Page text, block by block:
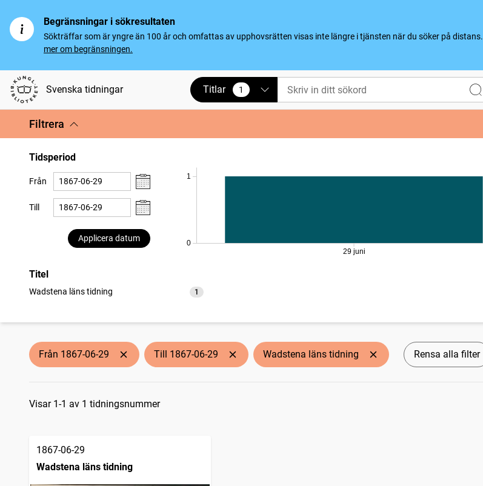
Begränsningar i sökresultaten
Sökträffar som är yngre än 100 år och omfattas av upphovsrätten visas inte längre i tjänsten när du söker på distans.
mer om begränsningen.
Svenska tidningar Titlar 1
vald
Filtrera
Tidsperiod
Från
Till
Applicera datum
0
1
29 juni
Titel
Wadstena läns tidning 1
träffar
Från 1867-06-29 Till 1867-06-29 Wadstena läns tidning Rensa alla filter
Sökresultat
Visar 1-1 av 1 tidningsnummer
1867-06-29
Wadstena läns tidning